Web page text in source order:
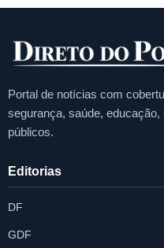
Portal de notícias com
segurança, saúde,
públicos.
Editorias
DF
GDF